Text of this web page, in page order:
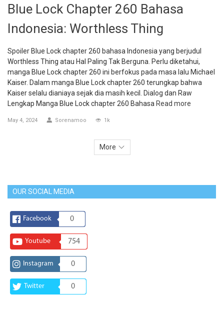
Blue Lock Chapter 260 Bahasa
Indonesia: Worthless Thing
Spoiler Blue Lock chapter 260 bahasa Indonesia yang berjudul
Worthless Thing atau Hal Paling Tak Berguna. Perlu diketahui,
manga Blue Lock chapter 260 ini berfokus pada masa lalu Michael
Kaiser. Dalam manga Blue Lock chapter 260 terungkap bahwa
Kaiser selalu dianiaya sejak dia masih kecil. Dialog dan Raw
Lengkap Manga Blue Lock chapter 260 Bahasa Read more
May 4, 2024 Sorenamoo 1k
More
OUR SOCIAL MEDIA
Facebook 0
Youtube 754
Instagram 0
Twitter 0